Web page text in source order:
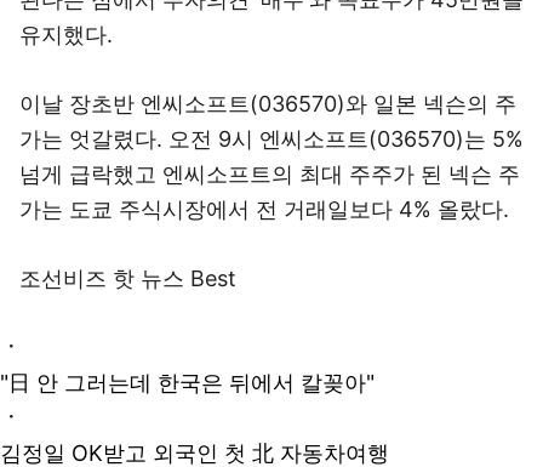
유지했다.
이날 장초반 엔씨소프트(036570)와 일본 넥슨의 주
가는 엇갈렸다. 오전 9시 엔씨소프트(036570)는 5%
넘게 급락했고 엔씨소프트의 최대 주주가 된 넥슨 주
가는 도쿄 주식시장에서 전 거래일보다 4% 올랐다.
조선비즈 핫 뉴스 Best
ㆍ
"日 안 그러는데 한국은 뒤에서 칼꽂아"
ㆍ
김정일 OK받고 외국인 첫 北 자동차여행